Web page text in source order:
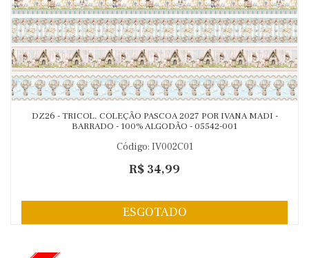
DZ26 - TRICOL. COLEÇÃO PASCOA 2027 POR IVANA MADI -
BARRADO - 100% ALGODÃO - 05542-001
Código: IV002C01
R$ 34,99
ESGOTADO